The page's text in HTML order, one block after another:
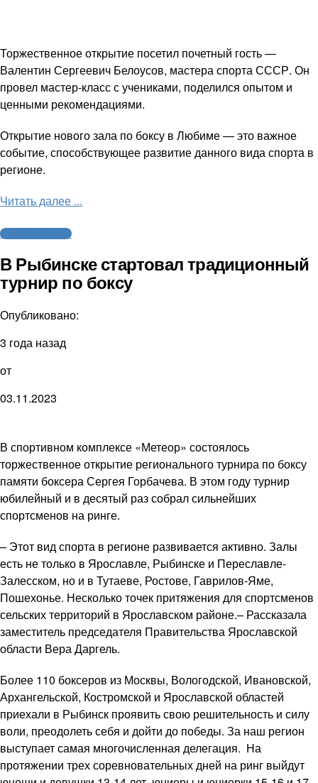
Торжественное открытие посетил почетный гость —
Валентин Сергеевич Белоусов, мастера спорта СССР. Он
провел мастер-класс с учениками, поделился опытом и
ценными рекомендациями.
Открытие нового зала по боксу в Любиме — это важное
событие, способствующее развитие данного вида спорта в
регионе.
Читать далее ...
Бокс / Кикбоксинг
В Рыбинске стартовал традиционный
турнир по боксу
Опубликовано:
3 года назад
от
03.11.2023
В спортивном комплексе «Метеор» состоялось
торжественное открытие регионального турнира по боксу
памяти боксера Сергея Горбачева. В этом году турнир
юбилейный и в десятый раз собрал сильнейших
спортсменов на ринге.
– Этот вид спорта в регионе развивается активно. Залы
есть не только в Ярославле, Рыбинске и Переславле-
Залесском, но и в Тутаеве, Ростове, Гаврилов-Яме,
Пошехонье. Несколько точек притяжения для спортсменов
сельских территорий в Ярославском районе.– Рассказала
заместитель председателя Правительства Ярославской
области Вера Даргель.
Более 110 боксеров из Москвы, Вологодской, Ивановской,
Архангельской, Костромской и Ярославской областей
приехали в Рыбинск проявить свою решительность и силу
воли, преодолеть себя и дойти до победы. За наш регион
выступает самая многочисленная делегация. На
протяжении трех соревновательных дней на ринг выйдут